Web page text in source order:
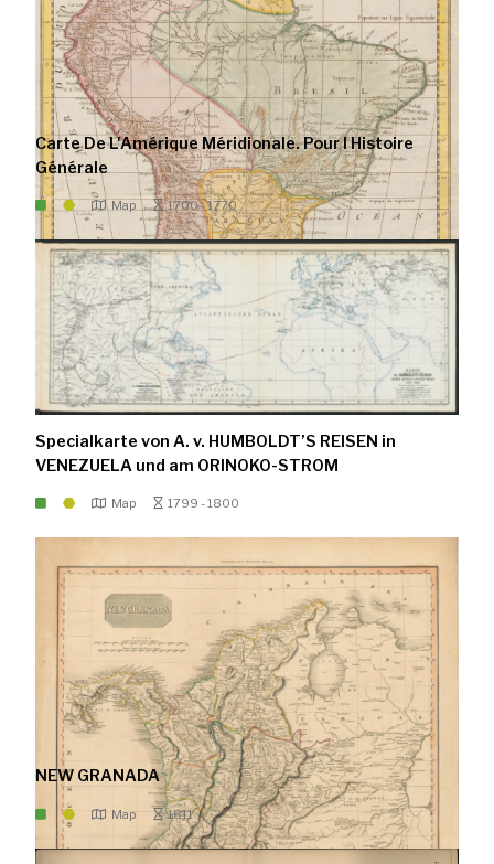
Carte De L'Amérique Méridionale. Pour l Histoire
Générale
Map 1700 - 1770
Specialkarte von A. v. HUMBOLDT’S REISEN in
VENEZUELA und am ORINOKO-STROM
Map 1799 - 1800
NEW GRANADA
Map 1811